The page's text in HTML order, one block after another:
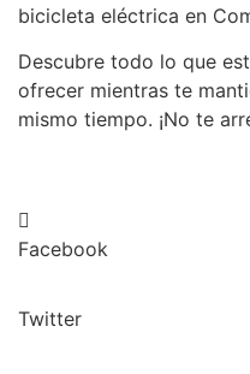
bicicleta eléctrica en
Descubre todo lo que
ofrecer mientras te
mismo tiempo. ¡No te
Facebook
Twitter